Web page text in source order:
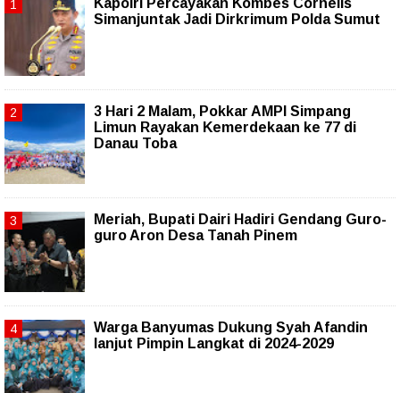
Kapolri Percayakan Kombes Cornelis
Simanjuntak Jadi Dirkrimum Polda Sumut
3 Hari 2 Malam, Pokkar AMPI Simpang
Limun Rayakan Kemerdekaan ke 77 di
Danau Toba
Meriah, Bupati Dairi Hadiri Gendang Guro-
guro Aron Desa Tanah Pinem
Warga Banyumas Dukung Syah Afandin
lanjut Pimpin Langkat di 2024-2029